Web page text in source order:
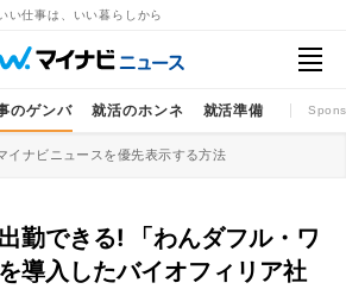
い仕事は、いい暮らしから
のゲンバ 就活のホンネ 就活準備
イナビニュースを優先表示する方法
勤できる! 「わんダフル・ワ
導入したバイオフィリア社